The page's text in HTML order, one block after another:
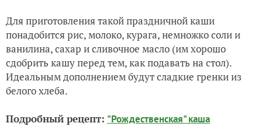
Для приготовления такой праздничной каши
понадобится рис, молоко, курага, немножко соли и
ванилина, сахар и сливочное масло (им хорошо
сдобрить кашу перед тем, как подавать на стол).
Идеальным дополнением будут сладкие гренки из
белого хлеба.
Подробный рецепт: "Рождественская" каша